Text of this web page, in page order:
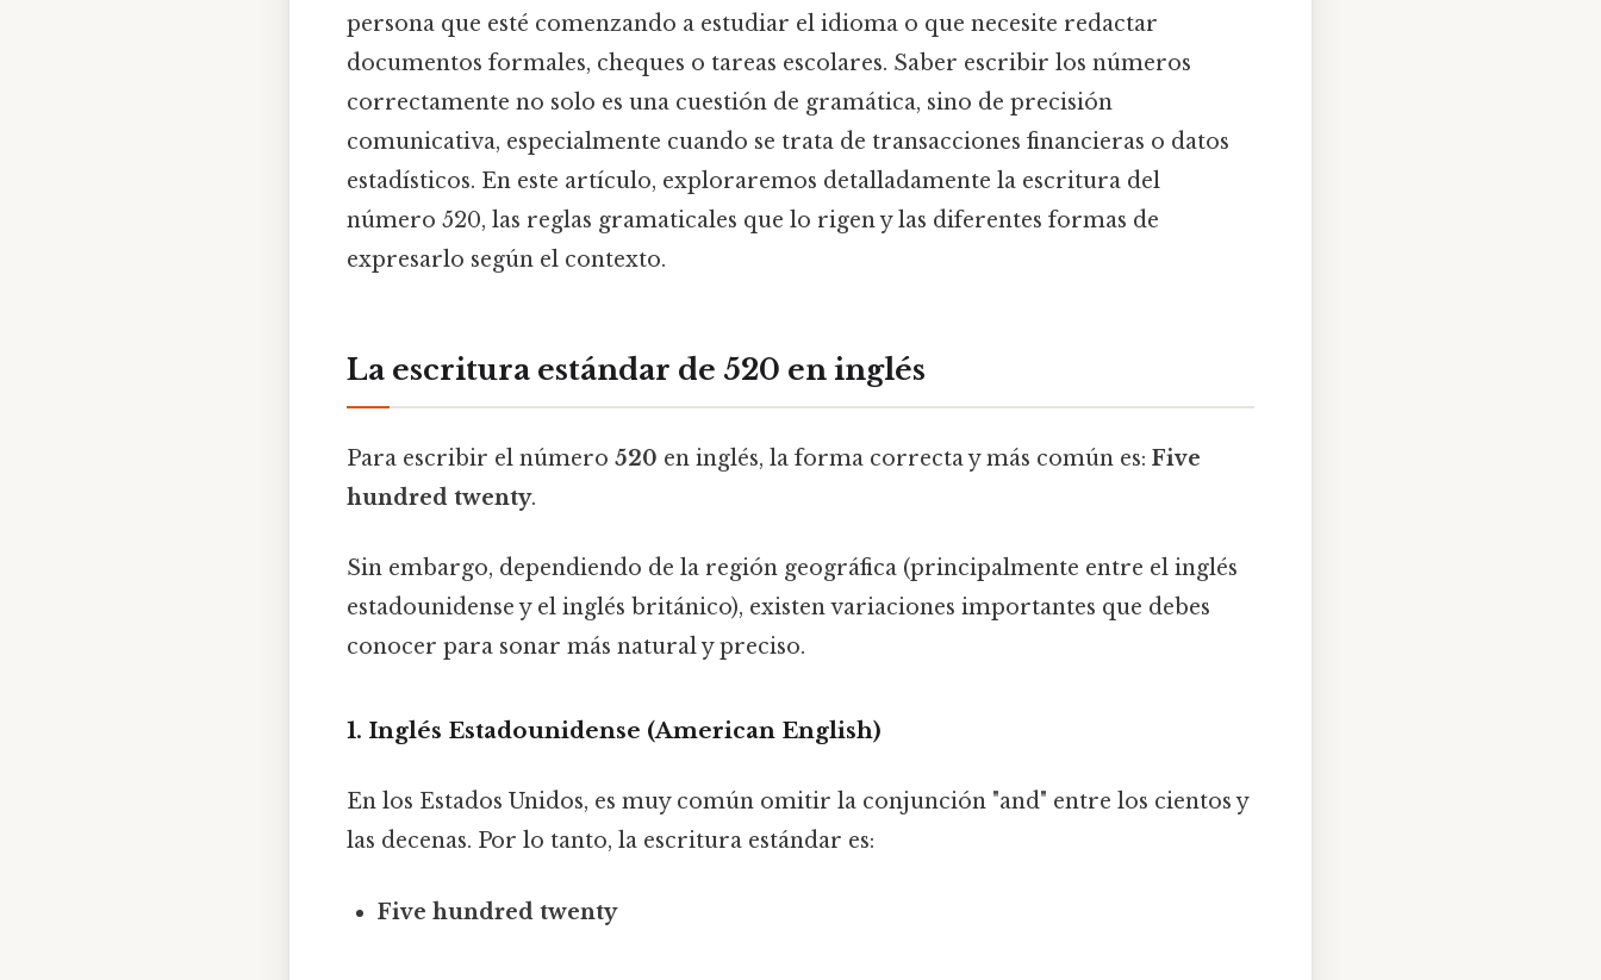
persona que esté comenzando a estudiar el idioma o que necesite redactar
documentos formales, cheques o tareas escolares. Saber escribir los números
correctamente no solo es una cuestión de gramática, sino de precisión
comunicativa, especialmente cuando se trata de transacciones financieras o datos
estadísticos. En este artículo, exploraremos detalladamente la escritura del
número 520, las reglas gramaticales que lo rigen y las diferentes formas de
expresarlo según el contexto.
La escritura estándar de 520 en inglés
Para escribir el número 520 en inglés, la forma correcta y más común es: Five
hundred twenty.
Sin embargo, dependiendo de la región geográfica (principalmente entre el inglés
estadounidense y el inglés británico), existen variaciones importantes que debes
conocer para sonar más natural y preciso.
1. Inglés Estadounidense (American English)
En los Estados Unidos, es muy común omitir la conjunción "and" entre los cientos y
las decenas. Por lo tanto, la escritura estándar es:
Five hundred twenty